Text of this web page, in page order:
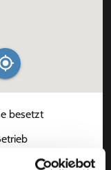
besetzt